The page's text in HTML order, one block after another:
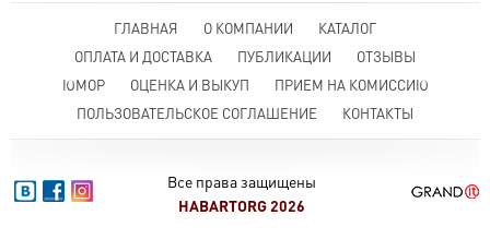
ГЛАВНАЯ О КОМПАНИИ
КАТАЛОГ
ОПЛАТА И ДОСТАВКА
ПУБЛИКАЦИИ
ОТЗЫВЫ
ЮМОР
ОЦЕНКА И ВЫКУП
ПРИЕМ НА КОМИССИЮ
ПОЛЬЗОВАТЕЛЬСКОЕ СОГЛАШЕНИЕ
КОНТАКТЫ
Все права защищены
HABARTORG 2026